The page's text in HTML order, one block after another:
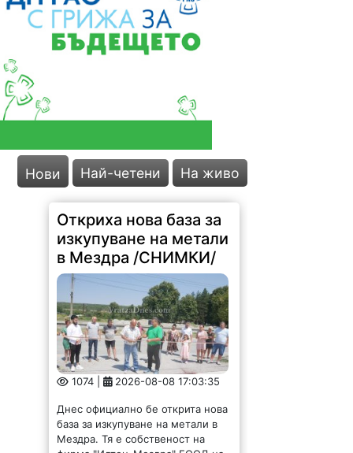
Нови Най-четени На живо
Откриха нова база за
изкупуване на метали
в Мездра /СНИМКИ/
1074 | 2026-08-08 17:03:35
база за изкупуване на метали в
Мездра. Тя е собственост на
фирма "Илтон-Мездра" ЕООД на